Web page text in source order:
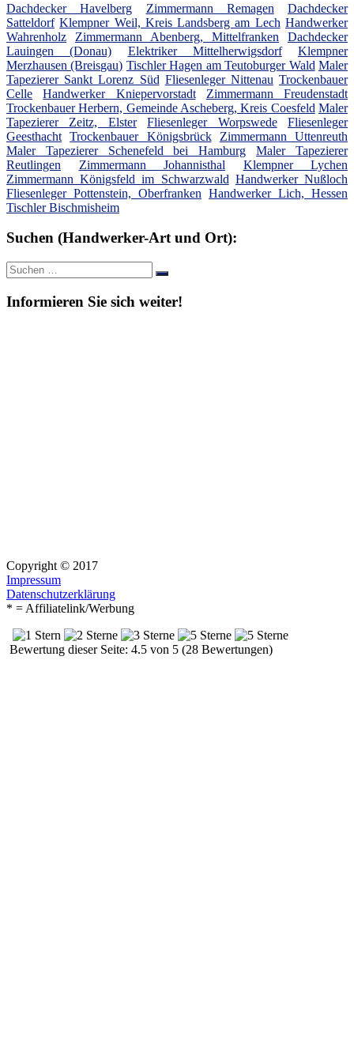
Dachdecker Havelberg Zimmermann Remagen
Dachdecker
Satteldorf Klempner Weil, Kreis Landsberg am Lech Handwerker
Wahrenholz
Zimmermann Abenberg, Mittelfranken
Dachdecker
Lauingen (Donau)
Elektriker Mittelherwigsdorf
Klempner
Merzhausen (Breisgau) Tischler Hagen am Teutoburger Wald Maler
Tapezierer Sankt Lorenz Süd Fliesenleger Nittenau Trockenbauer
Celle
Handwerker Kniepervorstadt
Zimmermann Freudenstadt
Trockenbauer Herbern, Gemeinde Ascheberg, Kreis Coesfeld Maler
Tapezierer Zeitz, Elster
Fliesenleger Worpswede
Fliesenleger
Geesthacht
Trockenbauer Königsbrück
Zimmermann Uttenreuth
Maler Tapezierer Schenefeld bei Hamburg
Maler Tapezierer
Reutlingen
Zimmermann Johannisthal
Klempner Lychen
Zimmermann Königsfeld im Schwarzwald Handwerker Nußloch
Fliesenleger Pottenstein, Oberfranken Handwerker Lich, Hessen
Tischler Bischmisheim
Suchen (Handwerker-Art und Ort):
Suche
nach:
Suchen
Informieren Sie sich weiter!
Copyright © 2017
Impressum
Datenschutzerklärung
* = Affiliatelink/Werbung
Bewertung dieser Seite: 4.5 von 5 (28 Bewertungen)